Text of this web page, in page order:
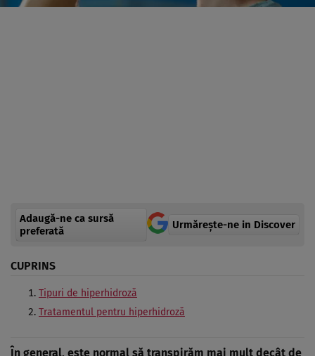
Adaugă-ne ca sursă
preferată
Urmărește-ne in Discover
CUPRINS
Tipuri de hiperhidroză
Tratamentul pentru hiperhidroză
În general, este normal să transpirăm mai mult decât de